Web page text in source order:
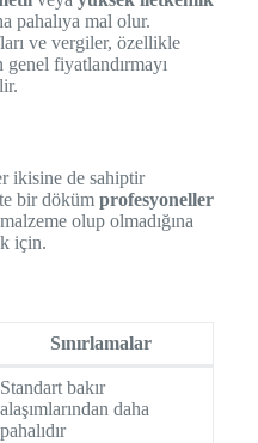
pahalıya mal olur.
ve vergiler, özellikle
fiyatlandırmayı
ikisine de sahiptir
bir döküm profesyoneller
olup olmadığına
için.
Sınırlamalar
Standart bakır
alaşımlarından daha
pahalıdır